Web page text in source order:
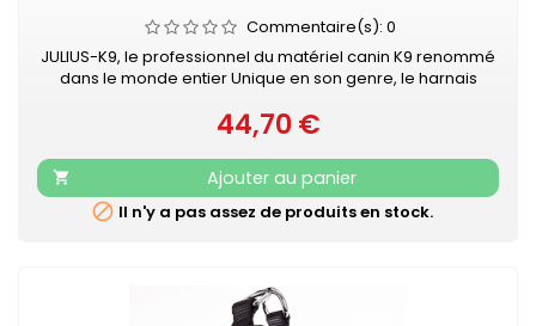
Commentaire(s): 0
JULIUS-K9, le professionnel du matériel canin K9 renommé
dans le monde entier Unique en son genre, le harnais
contrôler le chien pendant les balades en ville. Le harnais
IDC®Power est votre compagnon au quotidien, pour le loisir
et la promenade, dans la rue comme au parc. Sa poignée
solide...
Prix
44,70 €

Ajouter au panier
 Il n'y a pas assez de produits en stock.